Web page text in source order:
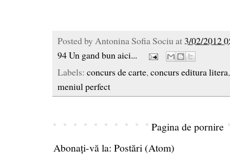
Posted by Antonina Sofia Sociu at 3/02/2012
94 Un gand bun aici...
Labels: concurs de carte,concurs editura litera
meniul perfect
Pagina de pornire
Abonați-vă la: Postări (Atom)